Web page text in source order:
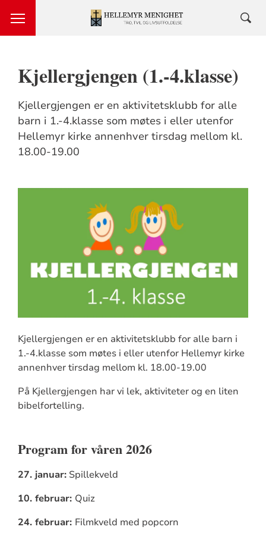
Kjellergjengen (1.-4.klasse)
Kjellergjengen er en aktivitetsklubb for alle
barn i 1.-4.klasse som møtes i eller utenfor
Hellemyr kirke annenhver tirsdag mellom kl.
18.00-19.00
Kjellergjengen er en aktivitetsklubb for alle barn i
1.-4.klasse som møtes i eller utenfor Hellemyr kirke
annenhver tirsdag mellom kl. 18.00-19.00
På Kjellergjengen har vi lek, aktiviteter og en liten
bibelfortelling.
Program for våren 2026
27. januar:Spillekveld
10. februar: Quiz
24. februar: Filmkveld med popcorn